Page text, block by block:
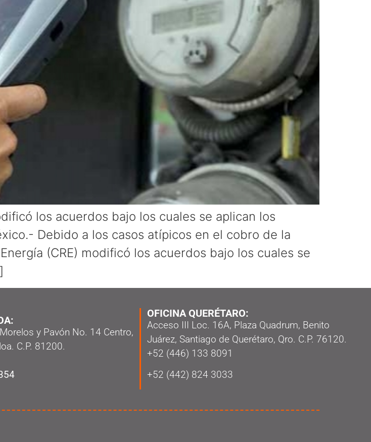
los acuerdos bajo los cuales se aplican los
Debido a los casos atípicos en el cobro de la
(CRE) modificó los acuerdos bajo los cuales se
y Pavón No. 14 Centro,
C.P. 81200.
OFICINA QUERÉTARO:
Acceso III Loc. 16A, Plaza Quadrum, Benito
Juárez, Santiago de Querétaro, Qro. C.P. 76120.
‭+52 (446) 133 8091‬
+52 (442) 824 3033